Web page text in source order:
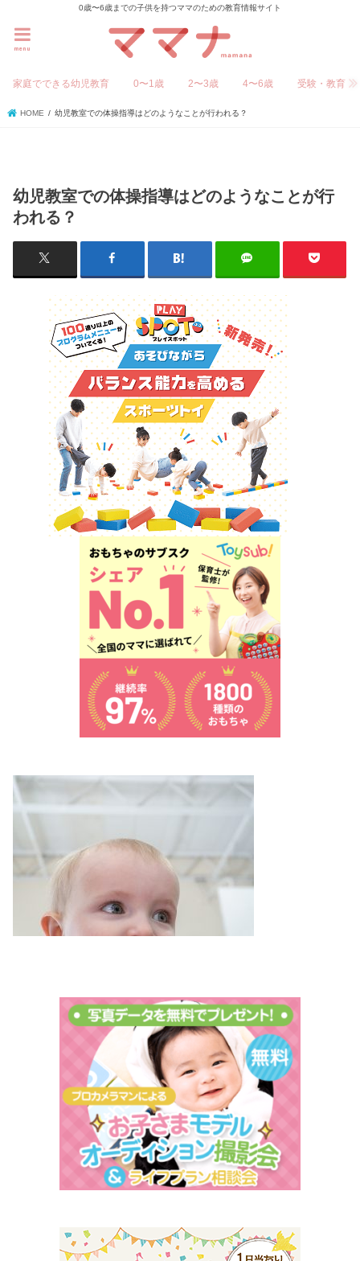
0歳〜6歳までの子供を持つママのための教育情報サイト
menu
家庭でできる幼児教育 0〜1歳 2〜3歳 4〜6歳 受験・教育
HOME 幼児教室での体操指導はどのようなことが行われる？
幼児教室での体操指導はどのようなことが行
われる？